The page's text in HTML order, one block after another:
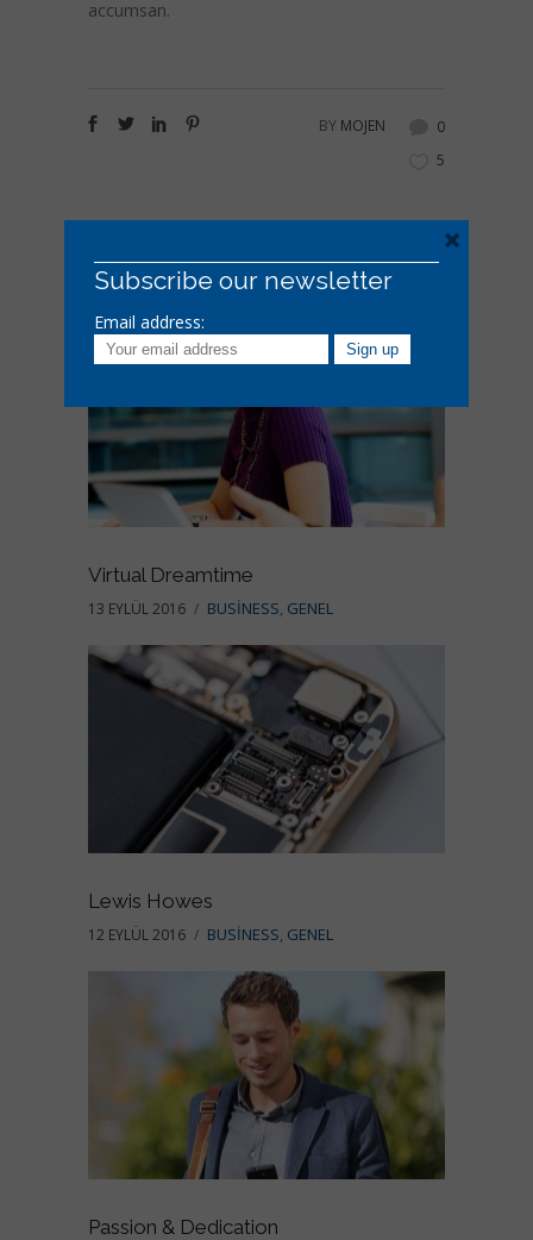
accumsan.
BY MOJEN
0
5
Related Posts
Virtual Dreamtime
13 EYLÜL 2016 BUSINESS, GENEL
Lewis Howes
12 EYLÜL 2016 BUSINESS, GENEL
Passion & Dedication
Subscribe our newsletter
Email address:
×